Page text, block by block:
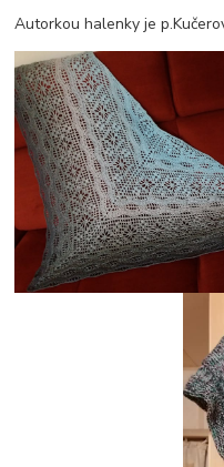
Autorkou halenky je